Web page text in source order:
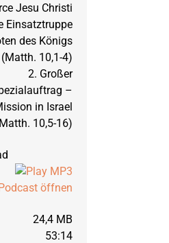
Jesu Christi
Einsatztruppe
des Königs
(Matth. 10,1-4)
2. Großer
–
in Israel
10,5-16)
24,4 MB
53:14